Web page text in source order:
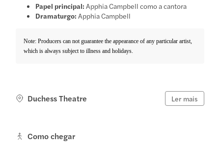
Papel principal: Apphia Campbell como a cantora
Dramaturgo: Apphia Campbell
Note: Producers can not guarantee the appearance of any particular artist,
which is always subject to illness and holidays.
Duchess Theatre Ler mais
Como chegar